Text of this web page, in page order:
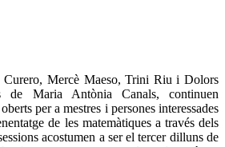
Curero, Mercè Maeso, Trini Riu i Dolors
de Maria Antònia Canals, continuen
per a mestres i persones interessades
de les matemàtiques a través dels
acostumen a ser el tercer dilluns de